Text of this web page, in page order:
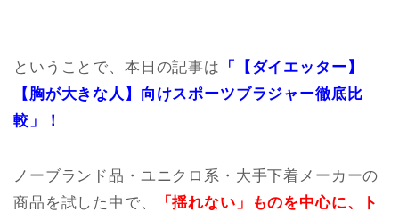
ということで、本日の記事は
「【ダイエッター】
【胸が大きな人】向けスポーツブラジャー徹底比
較」！
ノーブランド品・ユニクロ系・大手下着メーカーの
商品を試した中で、
「揺れない」ものを中心に、ト